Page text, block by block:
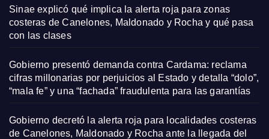
Sinae explicó qué implica la alerta roja para zonas
costeras de Canelones, Maldonado y Rocha y qué pasa
con las clases
Gobierno presentó demanda contra Cardama: reclama
cifras millonarias por perjuicios al Estado y detalla “dolo”,
“mala fe” y una “fachada” fraudulenta para las garantías
Gobierno decretó la alerta roja para localidades costeras
de Canelones, Maldonado y Rocha ante la llegada del